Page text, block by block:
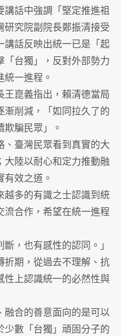
話中強調「堅定推進祖
研究院副院長鄭振清接受
講話反映出統一已是「起
「台獨」，反對外部勢力
一進程。
崑義指出，賴清德當局
漸削減，「如同拉久了的
騙民眾」。
臺灣民眾看到真實的大
大陸以耐心和定力推動融
效之道。
多的有識之士認識到統
流合作，希望在統一進程
，也有感性的認同。」
折期，從過去不理解、抗
性上認識統一的必然性與
合的善意面向的是可以
少數「台獨」頑固分子的